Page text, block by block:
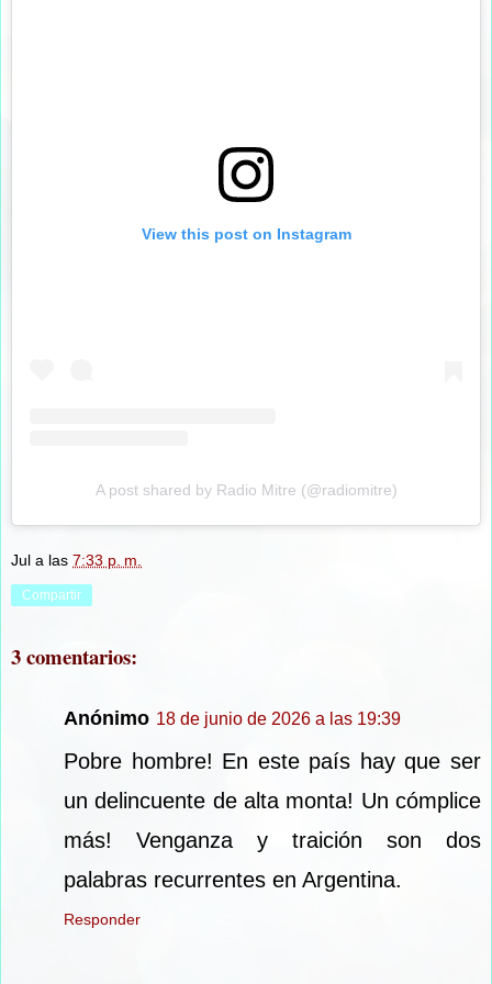
View this post on Instagram
A post shared by Radio Mitre (@radiomitre)
Jul a las 7:33 p. m.
Compartir
3 comentarios:
Anónimo 18 de junio de 2026 a las 19:39
Pobre hombre! En este país hay que ser
un delincuente de alta monta! Un cómplice
más! Venganza y traición son dos
palabras recurrentes en Argentina.
Responder